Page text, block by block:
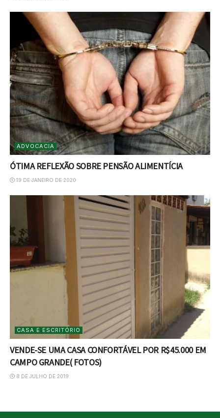
ADVOCACIA
ÓTIMA REFLEXÃO SOBRE PENSÃO ALIMENTÍCIA
19 DE JANEIRO DE 2020
CASA E ESCRITÓRIO
VENDE-SE UMA CASA CONFORTÁVEL POR R$45.000 EM
CAMPO GRANDE( FOTOS)
8 DE JULHO DE 2019